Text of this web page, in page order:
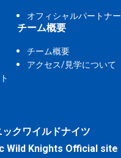
オフィシャルパートナー
チーム概要
チーム概要
アクセス/見学について
クワイルドナイツ
Wild Knights Official site